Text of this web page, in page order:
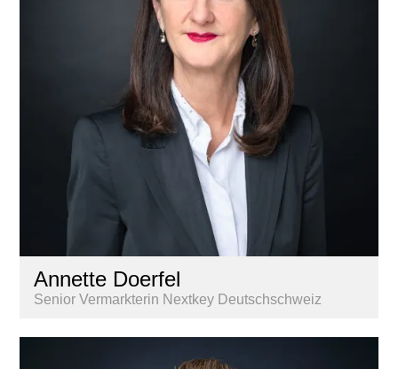
Annette Doerfel
Senior Vermarkterin Nextkey Deutschschweiz